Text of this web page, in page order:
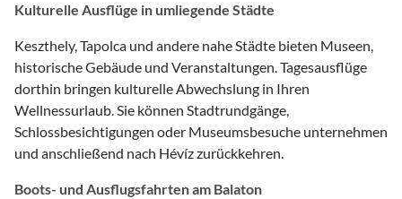
Kulturelle Ausflüge in umliegende Städte
Keszthely, Tapolca und andere nahe Städte bieten Museen,
historische Gebäude und Veranstaltungen. Tagesausflüge
dorthin bringen kulturelle Abwechslung in Ihren
Wellnessurlaub. Sie können Stadtrundgänge,
Schlossbesichtigungen oder Museumsbesuche unternehmen
und anschließend nach Hévíz zurückkehren.
Boots- und Ausflugsfahrten am Balaton